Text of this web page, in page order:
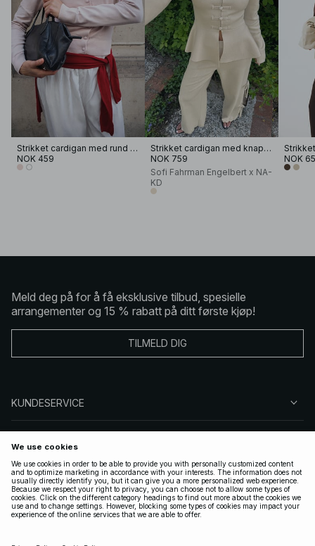
Strikket cardigan med rund hals
NOK 459
Strikket cardigan med knapper og peplum
NOK 759
Sofi Fahrman Engelbert x NA-
KD
NOK
Meld deg på for å få eksklusive tilbud, spesielle
arrangementer og 15 % rabatt på ditt første kjøp!
TILMELD DIG
KUNDESERVICE
FØLG OSS
LOVLIG